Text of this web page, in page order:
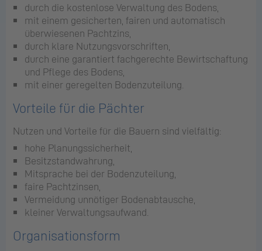
durch die kos­ten­lo­se Ver­wal­tung des Bo­dens,
mit einem ge­si­cher­ten, fai­ren und au­to­ma­tisch
über­wie­se­nen Pacht­zins,
durch klare Nut­zungs­vor­schrif­ten,
durch eine ga­ran­tiert fach­ge­rech­te Be­wirt­schaf­tung
und Pfle­ge des Bo­dens,
mit einer ge­re­gel­ten Bo­den­zu­tei­lung.
Vor­tei­le für die Päch­ter
Nut­zen und Vor­tei­le für die Bau­ern sind viel­fäl­tig:
hohe Pla­nungs­si­cher­heit,
Be­sitz­stand­wah­rung,
Mit­spra­che bei der Bo­den­zu­tei­lung,
faire Pacht­zin­sen,
Ver­mei­dung un­nö­ti­ger Bo­den­ab­tau­sche,
klei­ner Ver­wal­tungs­auf­wand.
Or­ga­ni­sa­ti­ons­form